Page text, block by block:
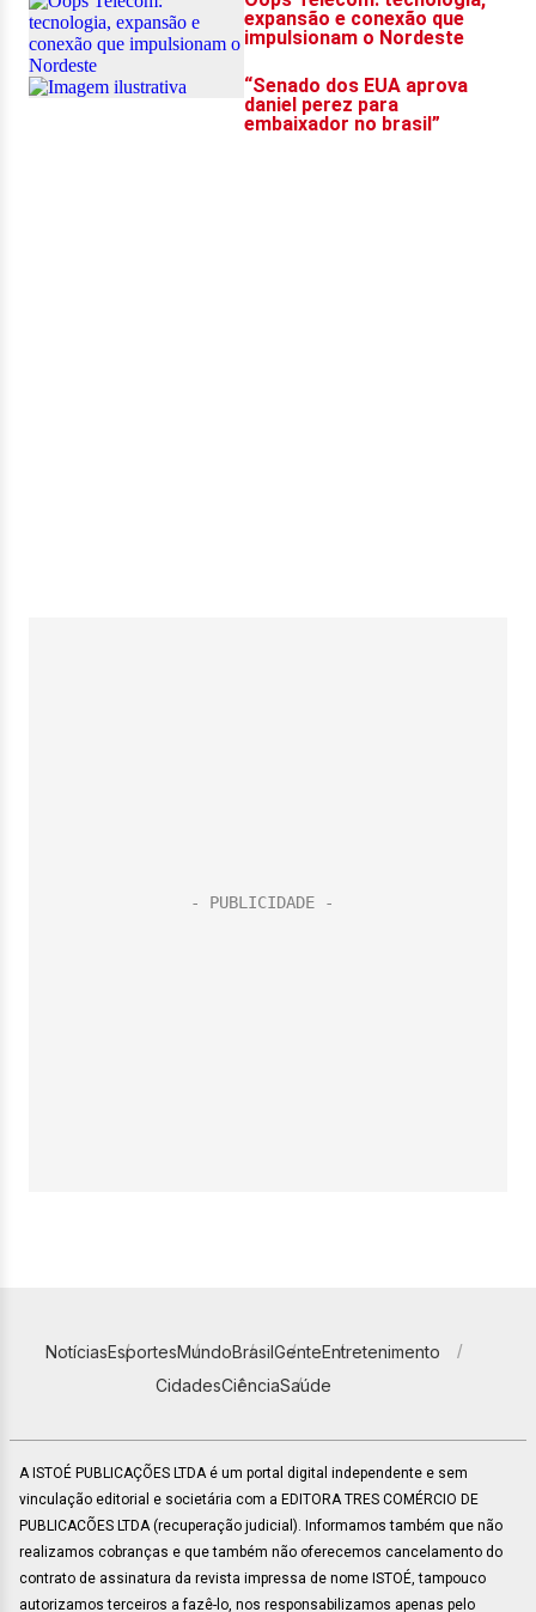
NotíciasEsportesMundoBrasilGenteEntretenimento
CidadesCiênciaSaúde
A ISTOÉ PUBLICAÇÕES LTDA é um portal digital independente e sem
vinculação editorial e societária com a EDITORA TRES COMÉRCIO DE
PUBLICACÕES LTDA (recuperação judicial). Informamos também que não
realizamos cobranças e que também não oferecemos cancelamento do
contrato de assinatura da revista impressa de nome ISTOÉ, tampouco
autorizamos terceiros a fazê-lo, nos responsabilizamos apenas pelo